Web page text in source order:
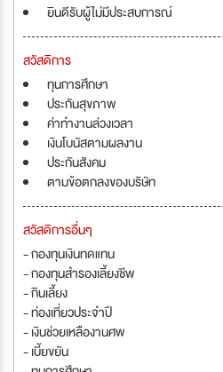
ยินดีรับผู้ไม่มีประสบการณ์
สวัสดิการ
ทุนการศึกษา
ประกันสุขภาพ
ค่าทำงานล่วงเวลา
เงินโบนัสตามผลงาน
ประกันสังคม
ตามข้อตกลงของบริษัท
สวัสดิการอื่นๆ
- กองทุนเงินทดแทน
- กองทุนสำรองเลี้ยงชีพ
- กินเลี้ยง
- ท่องเที่ยวประจำปี
- เงินช่วยเหลืองานศพ
- เบี้ยขยัน